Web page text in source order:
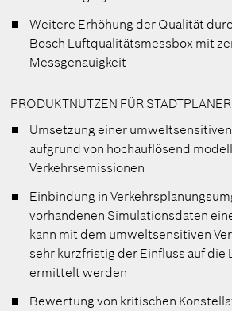
Weitere Erhöhung der Qualität
Bosch Luftqualitätsmessbox mit
Messgenauigkeit
PRODUKTNUTZEN FÜR STADTPLANER
Umsetzung einer
aufgrund von hochauflösend
Verkehrsemissionen
Einbindung in
vorhandenen Simulationsdaten
kann mit dem umweltsensitiven
sehr kurzfristig der Einfluss auf die
ermittelt werden
Bewertung von kritischen